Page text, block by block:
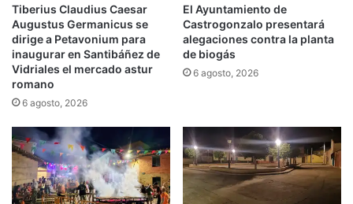
Tiberius Claudius Caesar
Augustus Germanicus se
dirige a Petavonium para
inaugurar en Santibáñez de
Vidriales el mercado astur
romano
6 agosto, 2026
El Ayuntamiento de
Castrogonzalo presentará
alegaciones contra la planta
de biogás
6 agosto, 2026